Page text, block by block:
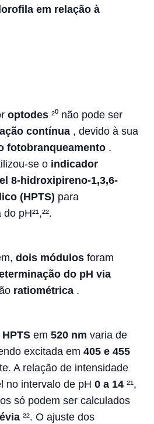
em relação à
optodes ²⁰ não pode ser
contínua , devido à sua
fotobranqueamento .
se o indicador
8-hidroxipireno-1,3,6-
(HPTS) para
pH²¹,²².
dois módulos foram
do pH via
ratiométrica .
em 520 nm varia de
excitada em 405 e 455
A relação de intensidade
no intervalo de pH 0 a 14 ²¹,
só podem ser calculados
²². O ajuste dos